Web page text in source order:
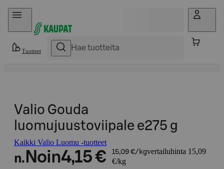
Hyppää sisältöön
Tuotteet
Valio Gouda
luomujuustoviipale e275 g
Kaikki Valio Luomu -tuotteet
n. Noin4,15 € 15,09 €/kgvertailuhinta 15,09
€/kg